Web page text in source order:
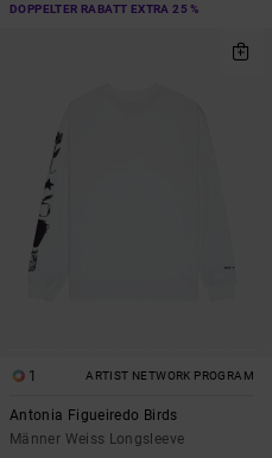
DOPPELTER RABATT EXTRA 25 %
1 ARTIST NETWORK PROGRAM
Antonia Figueiredo Birds
Männer Weiss Longsleeve